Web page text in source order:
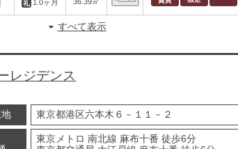
1.0ヶ月
間取り表示
すべて表示
レジデンス
東京都港区六本木６－１１－２
東京メトロ 南北線 麻布十番 徒歩6分